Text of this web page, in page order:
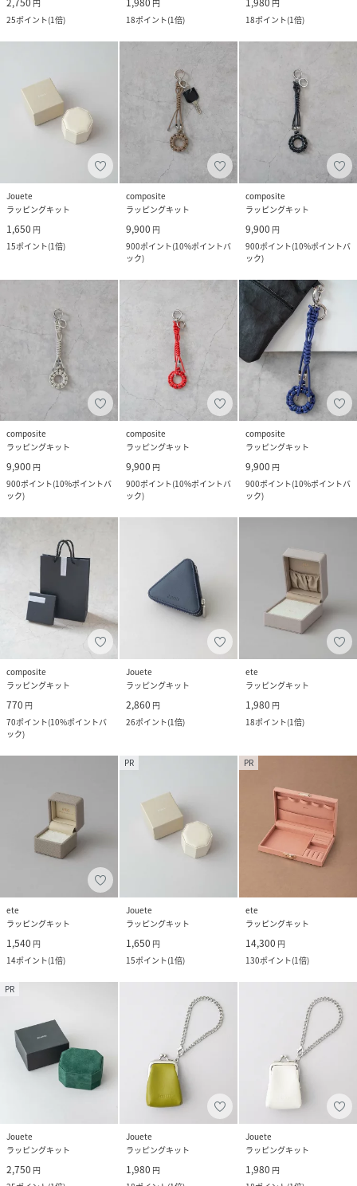
円
25ポイント(1倍)
円
18ポイント(1倍)
円
18ポイント(1倍)
Jouete
ラッピングキット
1,650 円
15ポイント(1倍)
composite
ラッピングキット
9,900 円
900ポイント(10%ポイントバ
ック)
composite
ラッピングキット
9,900 円
900ポイント(10%ポイントバ
ック)
composite
ラッピングキット
9,900 円
900ポイント(10%ポイントバ
ック)
composite
ラッピングキット
9,900 円
900ポイント(10%ポイントバ
ック)
composite
ラッピングキット
9,900 円
900ポイント(10%ポイントバ
ック)
composite
ラッピングキット
770 円
70ポイント(10%ポイントバ
ック)
Jouete
ラッピングキット
2,860 円
26ポイント(1倍)
ete
ラッピングキット
1,980 円
18ポイント(1倍)
ete
ラッピングキット
1,540 円
14ポイント(1倍)
PR
Jouete
ラッピングキット
1,650 円
15ポイント(1倍)
PR
ete
ラッピングキット
14,300 円
130ポイント(1倍)
PR
Jouete
ラッピングキット
2,750 円
Jouete
ラッピングキット
1,980 円
Jouete
ラッピングキット
1,980 円